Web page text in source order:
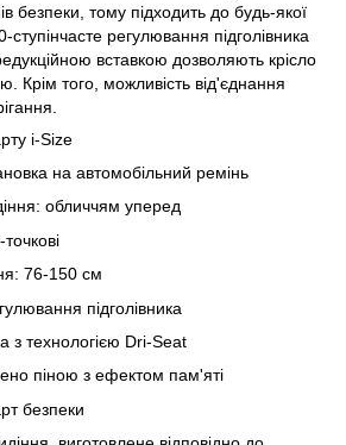
безпеки, тому підходить до будь-якої
регулювання підголівника
вставкою дозволяють крісло
Крім того, можливість від'єднання
i-Size
на автомобільний ремінь
обличчям уперед
76-150 см
підголівника
з технологією Dri-Seat
піною з ефектом пам'яті
безпеки